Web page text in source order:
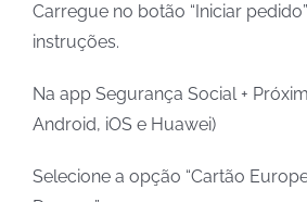
Carregue no botão “Iniciar
instruções.
Na app Segurança Social +
Android, iOS e Huawei)
Selecione a opção “Cartão